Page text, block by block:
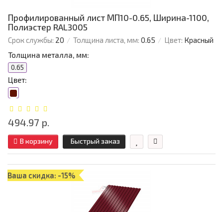
Профилированный лист МП10-0.65, Ширина-1100,
Полиэстер RAL3005
Срок службы: 20 Толщина листа, мм: 0.65 Цвет: Красный
Толщина металла, мм:
0.65
Цвет:
494.97 р.
В корзину Быстрый заказ
Ваша скидка: -15%